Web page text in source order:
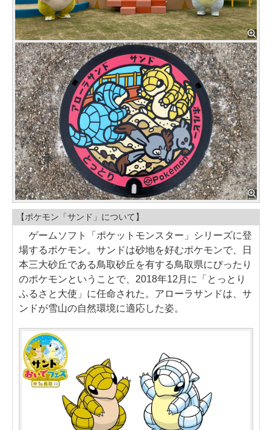
【ポケモン「サンド」について】
ゲームソフト「ポケットモンスター」シリーズに登
場するポケモン。サンドは砂地を好むポケモンで、日
本三大砂丘である鳥取砂丘を有する鳥取県にぴったり
のポケモンということで、2018年12月に「とっとり
ふるさと大使」に任命された。アローラサンドは、サ
ンドが雪山の自然環境に適応した姿。